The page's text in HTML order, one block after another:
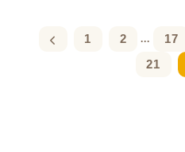
1 2 ... 17
21